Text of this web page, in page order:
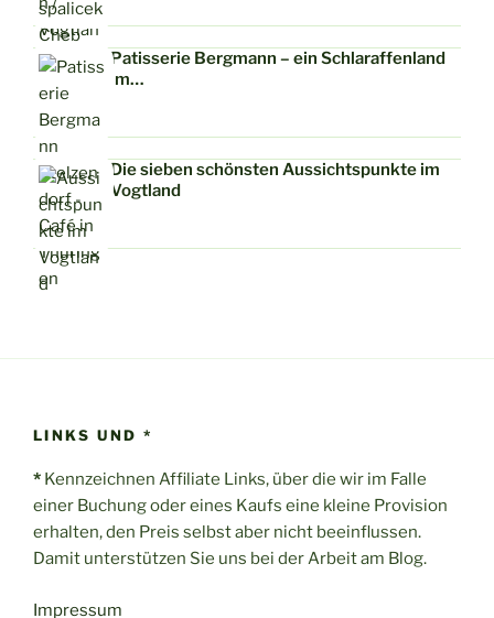
Patisserie Bergmann – ein Schlaraffenland
im…
Die sieben schönsten Aussichtspunkte im
Vogtland
LINKS UND *
* Kennzeichnen Affiliate Links, über die wir im Falle
einer Buchung oder eines Kaufs eine kleine Provision
erhalten, den Preis selbst aber nicht beeinflussen.
Damit unterstützen Sie uns bei der Arbeit am Blog.
Impressum